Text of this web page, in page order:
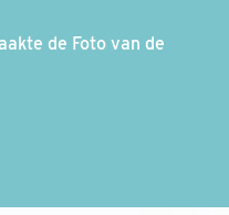
de Foto van de